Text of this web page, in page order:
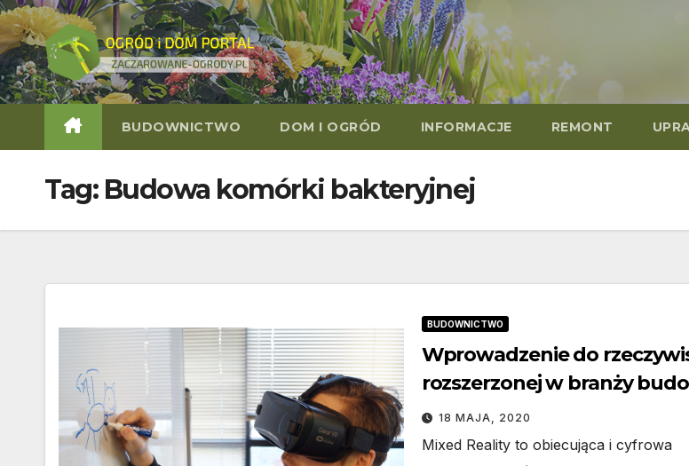
Skip
to
content
BUDOWNICTWO DOM I OGRÓD INFORMACJE REMONT
Tag: Budowa komórki bakteryjnej
BUDOWNICTWO
Wprowadzenie do
rozszerzonej w branży
18 MAJA, 2020
Mixed Reality to obiecująca i cyfrowa